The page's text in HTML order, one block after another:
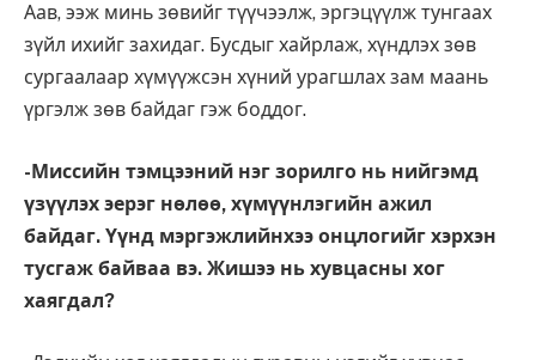
Аав, ээж минь зөвийг түүчээлж, эргэцүүлж тунгаах
зүйл ихийг захидаг. Бусдыг хайрлаж, хүндлэх зөв
сургаалаар хүмүүжсэн хүний урагшлах зам маань
үргэлж зөв байдаг гэж боддог.
-Миссийн тэмцээний нэг зорилго нь нийгэмд
үзүүлэх эерэг нөлөө, хүмүүнлэгийн ажил
байдаг. Үүнд мэргэжлийнхээ онцлогийг хэрхэн
тусгаж байваа вэ. Жишээ нь хувцасны хог
хаягдал?